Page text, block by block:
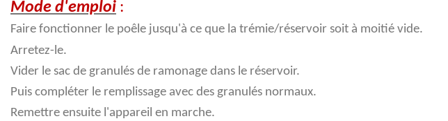
Mode d'emploi :
Faire fonctionner le poêle jusqu'à ce que la trémie/réservoir soit à moitié vide.
Arretez-le.
Vider le sac de granulés de ramonage dans le réservoir.
Puis compléter le remplissage avec des granulés normaux.
Remettre ensuite l'appareil en marche.